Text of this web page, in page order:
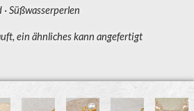
Süßwasserperlen
ein ähnliches kann angefertigt